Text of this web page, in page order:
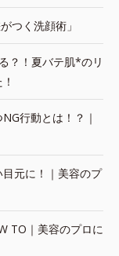
つく洗顔術」
？！夏バテ肌*のリ
行動とは！？｜
目元に！｜美容のプ
TO｜美容のプロに